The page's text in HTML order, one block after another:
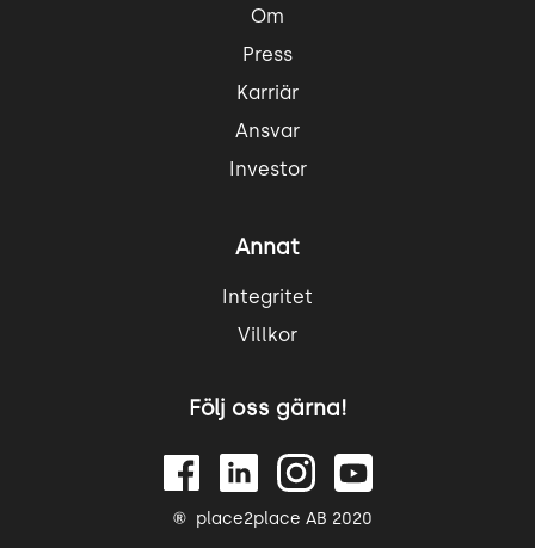
Om
Press
Karriär
Ansvar
Investor
Annat
Integritet
Villkor
Följ oss gärna!
place2place AB 2020